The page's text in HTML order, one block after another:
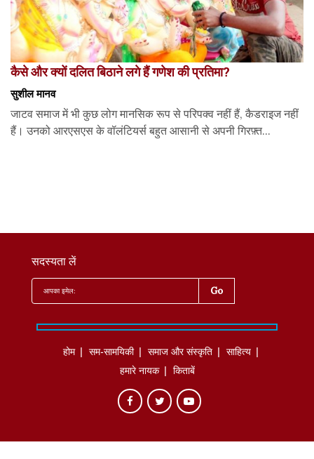
कैसे और क्यों दलित बिठाने लगे हैं गणेश की प्रतिमा?
सुशील मानव
जाटव समाज में भी कुछ लोग मानसिक रूप से परिपक्व नहीं हैं, कैडराइज नहीं
हैं। उनको आरएसएस के वॉलंटियर्स बहुत आसानी से अपनी गिरफ़्त...
सदस्यता लें
होम सम-सामयिकी समाज और संस्कृति
साहित्‍य
हमारे नायक
किताबें